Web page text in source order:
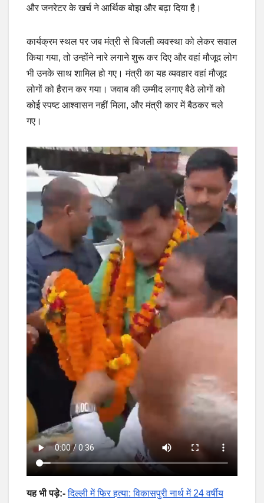
और जनरेटर के खर्च ने आर्थिक बोझ और बढ़ा दिया है।
कार्यक्रम स्थल पर जब मंत्री से बिजली व्यवस्था को लेकर सवाल
किया गया, तो उन्होंने नारे लगाने शुरू कर दिए और वहां मौजूद लोग
भी उनके साथ शामिल हो गए। मंत्री का यह व्यवहार वहां मौजूद
लोगों को हैरान कर गया। जवाब की उम्मीद लगाए बैठे लोगों को
कोई स्पष्ट आश्वासन नहीं मिला, और मंत्री कार में बैठकर चले
गए।
यह भी पड़े:- दिल्ली में फिर हत्या: विकासपुरी नार्थ में 24 वर्षीय